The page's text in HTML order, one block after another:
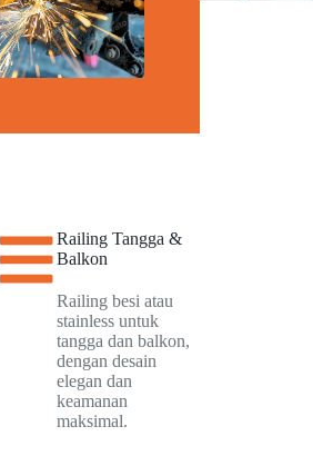
Railing Tangga &
Balkon
Railing besi atau
stainless untuk
tangga dan balkon,
dengan desain
elegan dan
keamanan
maksimal.